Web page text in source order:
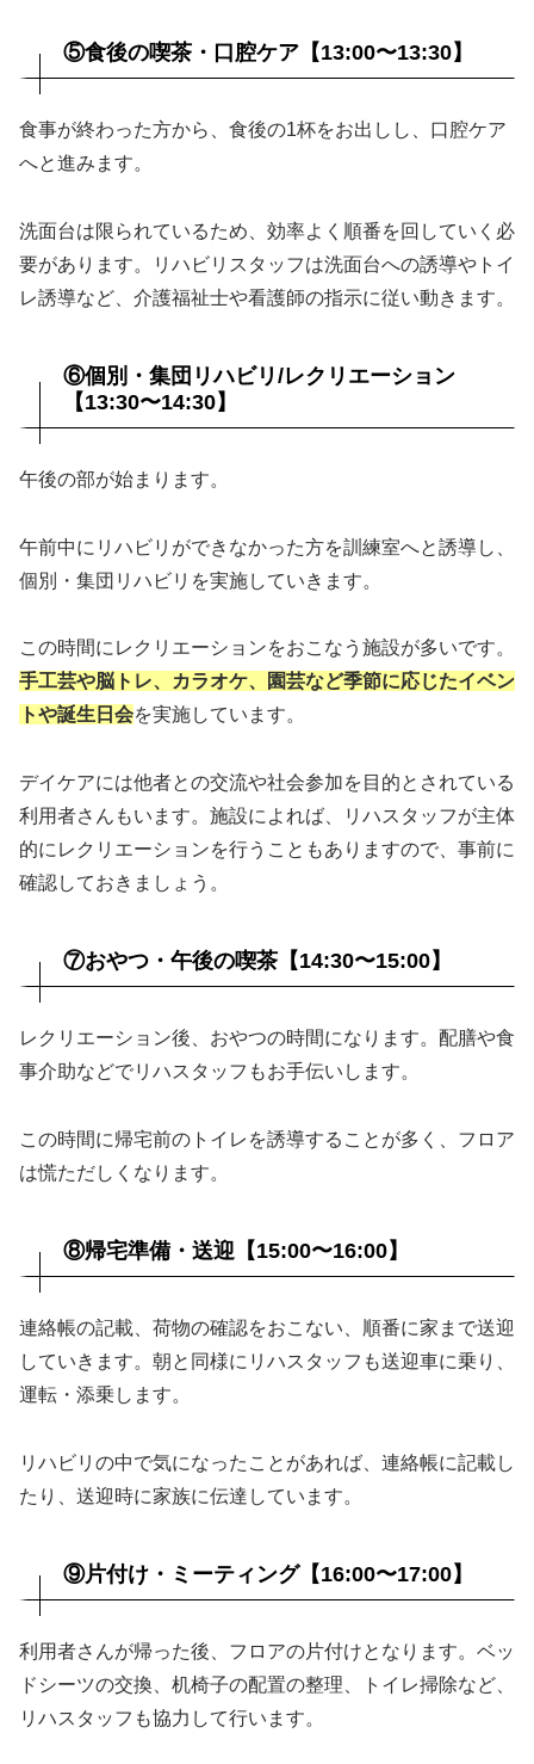
⑤食後の喫茶・口腔ケア【13:00〜13:30】
食事が終わった方から、食後の1杯をお出しし、口腔ケア
へと進みます。
洗面台は限られているため、効率よく順番を回していく必
要があります。リハビリスタッフは洗面台への誘導やトイ
レ誘導など、介護福祉士や看護師の指示に従い動きます。
⑥個別・集団リハビリ/レクリエーション
【13:30〜14:30】
午後の部が始まります。
午前中にリハビリができなかった方を訓練室へと誘導し、
個別・集団リハビリを実施していきます。
この時間にレクリエーションをおこなう施設が多いです。
手工芸や脳トレ、カラオケ、園芸など季節に応じたイベン
トや誕生日会を実施しています。
デイケアには他者との交流や社会参加を目的とされている
利用者さんもいます。施設によれば、リハスタッフが主体
的にレクリエーションを行うこともありますので、事前に
確認しておきましょう。
⑦おやつ・午後の喫茶【14:30〜15:00】
レクリエーション後、おやつの時間になります。配膳や食
事介助などでリハスタッフもお手伝いします。
この時間に帰宅前のトイレを誘導することが多く、フロア
は慌ただしくなります。
⑧帰宅準備・送迎【15:00〜16:00】
連絡帳の記載、荷物の確認をおこない、順番に家まで送迎
していきます。朝と同様にリハスタッフも送迎車に乗り、
運転・添乗します。
リハビリの中で気になったことがあれば、連絡帳に記載し
たり、送迎時に家族に伝達しています。
⑨片付け・ミーティング【16:00〜17:00】
利用者さんが帰った後、フロアの片付けとなります。ベッ
ドシーツの交換、机椅子の配置の整理、トイレ掃除など、
リハスタッフも協力して行います。